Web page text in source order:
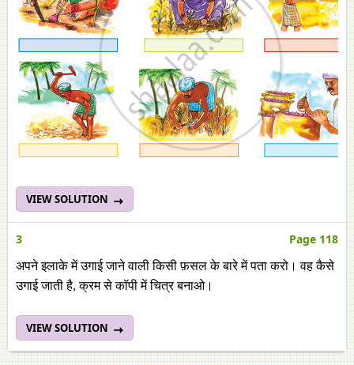
VIEW SOLUTION
3 Page 118
अपने इलाके में उगाई जाने वाली किसी फ़सल के बारे में पता करो। वह कैसे
उगाई जाती है, क्रम से कॉपी में चित्र बनाओ।
VIEW SOLUTION